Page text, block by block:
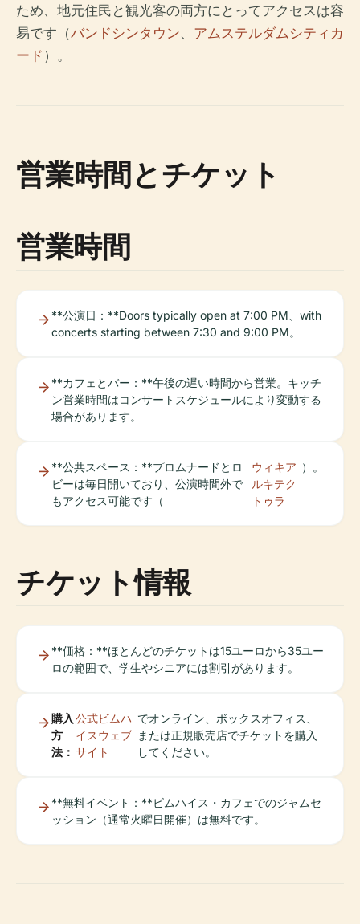
ため、地元住民と観光客の両方にとってアクセスは容
易です（バンドシンタウン、 アムステルダムシティカ
ード ）。
営業時間とチケット
営業時間
**公演日：**Doors typically open at 7:00 PM、with
concerts starting between 7:30 and 9:00 PM。
**カフェとバー：**午後の遅い時間から営業。キッチ
ン営業時間はコンサートスケジュールにより変動する
場合があります。
**公共スペース：**プロムナードとロ
ビーは毎日開いており、公演時間外で
もアクセス可能です（
ウィキア
ルキテク
トゥラ
）。
チケット情報
**価格：**ほとんどのチケットは15ユーロから35ユー
ロの範囲で、学生やシニアには割引があります。
購入
方
法：
公式ビムハ
イスウェブ
サイト
でオンライン、ボックスオフィス、
または正規販売店でチケットを購入
してください。
**無料イベント：**ビムハイス・カフェでのジャムセ
ッション（通常火曜日開催）は無料です。